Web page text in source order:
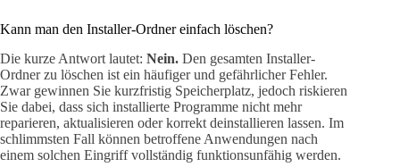
Kann man den Installer-Ordner einfach löschen?
Die kurze Antwort lautet: Nein. Den gesamten Installer-
Ordner zu löschen ist ein häufiger und gefährlicher Fehler.
Zwar gewinnen Sie kurzfristig Speicherplatz, jedoch riskieren
Sie dabei, dass sich installierte Programme nicht mehr
reparieren, aktualisieren oder korrekt deinstallieren lassen. Im
schlimmsten Fall können betroffene Anwendungen nach
einem solchen Eingriff vollständig funktionsunfähig werden.